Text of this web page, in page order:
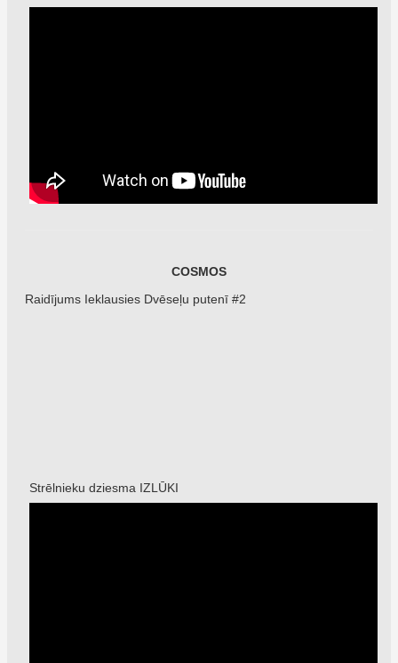
COSMOS
Raidījums Ieklausies Dvēseļu putenī #2
Strēlnieku dziesma IZLŪKI